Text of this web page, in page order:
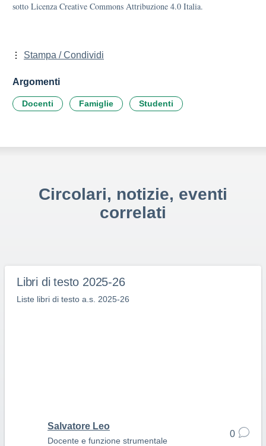
sotto Licenza Creative Commons Attribuzione 4.0 Italia.
Stampa / Condividi
Argomenti
Docenti Famiglie Studenti
Circolari, notizie, eventi
correlati
Libri di testo 2025-26
Liste libri di testo a.s. 2025-26
Salvatore Leo
Docente e funzione strumentale
0